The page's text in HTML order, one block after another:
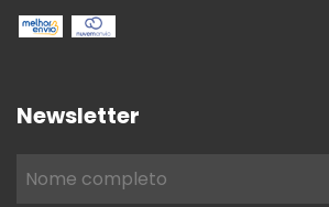
Newsletter